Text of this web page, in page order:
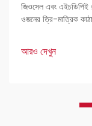
জিওসেল এবং এইচডিপিই
ওজনের ত্রি-মাত্রিক
আরও দেখুন